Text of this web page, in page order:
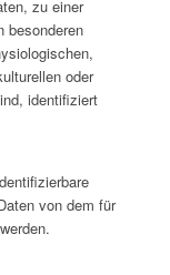
zu einer
besonderen
oder
identifiziert
von dem für